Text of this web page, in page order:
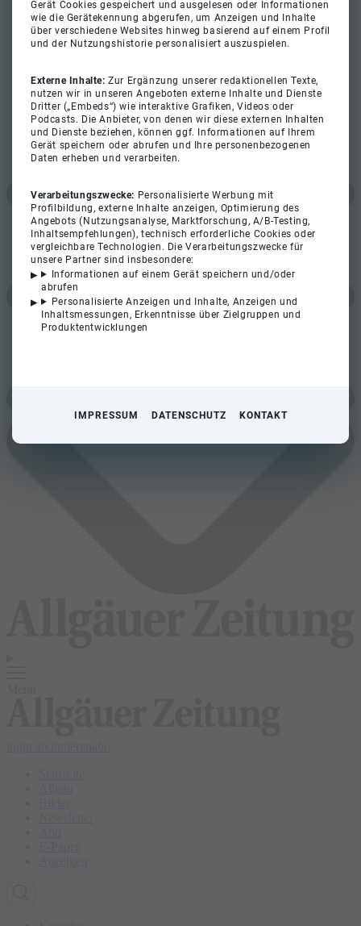
Gerät Cookies gespeichert und ausgelesen oder Informationen
wie die Gerätekennung abgerufen, um Anzeigen und Inhalte
über verschiedene Websites hinweg basierend auf einem Profil
und der Nutzungshistorie personalisiert auszuspielen.
Externe Inhalte:Zur Ergänzung unserer redaktionellen Texte,
nutzen wir in unseren Angeboten externe Inhalte und Dienste
Dritter („Embeds“) wie interaktive Grafiken, Videos oder
Podcasts. Die Anbieter, von denen wir diese externen Inhalten
und Dienste beziehen, können ggf. Informationen auf Ihrem
Gerät speichern oder abrufen und Ihre personenbezogenen
Daten erheben und verarbeiten.
Verarbeitungszwecke: Personalisierte Werbung mit
Profilbildung, externe Inhalte anzeigen, Optimierung des
Angebots (Nutzungsanalyse, Marktforschung, A/B-Testing,
Inhaltsempfehlungen), technisch erforderliche Cookies oder
vergleichbare Technologien. Die Verarbeitungszwecke für
unsere Partner sind insbesondere:
Informationen auf einem Gerät speichern und/oder
abrufen
Personalisierte Anzeigen und Inhalte, Anzeigen und
Inhaltsmessungen, Erkenntnisse über Zielgruppen und
Produktentwicklungen
IMPRESSUM DATENSCHUTZ KONTAKT